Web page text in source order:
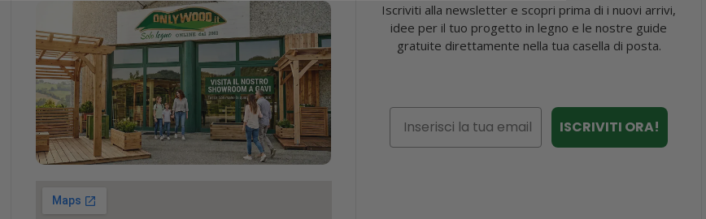
Iscriviti alla newsletter e scopri prima di i nuovi arrivi,
idee per il tuo progetto in legno e le nostre guide
gratuite direttamente nella tua casella di posta.
ISCRIVITI ORA!